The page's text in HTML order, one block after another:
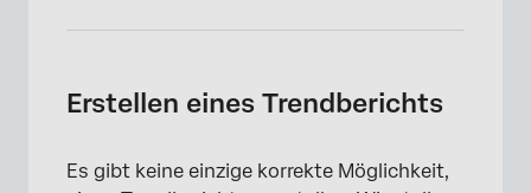
Erstellen eines Trendberichts
Es gibt keine einzige korrekte Möglichkeit,